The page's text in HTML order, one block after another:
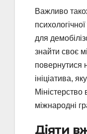
Важливо
для
знайти своє
повернутися
ініціатива,
Міністерство
міжнародні
Діяти